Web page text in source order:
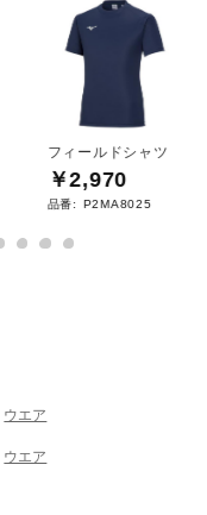
フィールドシャツ
￥2,970
品番: P2MA8025
ウエア
ウエア